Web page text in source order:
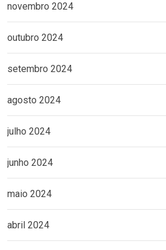
novembro 2024
outubro 2024
setembro 2024
agosto 2024
julho 2024
junho 2024
maio 2024
abril 2024